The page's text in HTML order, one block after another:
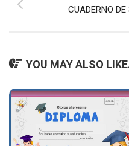
CUADERNO
YOU MAY ALSO